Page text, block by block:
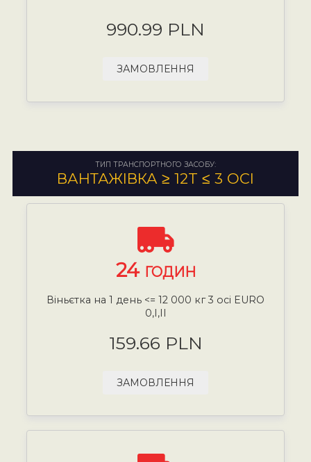
990.99 PLN
ЗАМОВЛЕННЯ
ТИП ТРАНСПОРТНОГО ЗАСОБУ:
ВАНТАЖІВКА ≥ 12T ≤ 3 ОСІ
24 ГОДИН
Віньєтка на 1 день <= 12 000 кг 3 осі EURO
0,I,II
159.66 PLN
ЗАМОВЛЕННЯ